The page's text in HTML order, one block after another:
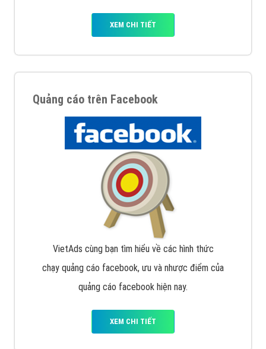
XEM CHI TIẾT
Quảng cáo trên Facebook
VietAds cùng bạn tìm hiểu về các hình thức
chạy quảng cáo facebook, ưu và nhược điểm của
quảng cáo facebook hiện nay.
XEM CHI TIẾT